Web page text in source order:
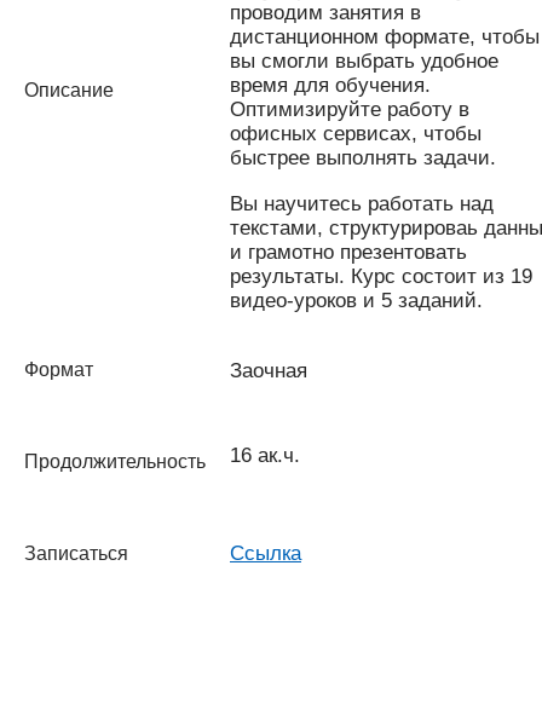
Описание
проводим занятия в
дистанционном формате, чтобы
вы смогли выбрать удобное
время для обучения.
Оптимизируйте работу в
офисных сервисах, чтобы
быстрее выполнять задачи.
Вы научитесь работать над
текстами, структурироваь
и грамотно презентовать
результаты. Курс состоит из 19
видео-уроков и 5 заданий.
Формат Заочная
​Продолжительность 16 ак.ч.
Записаться Ссылка